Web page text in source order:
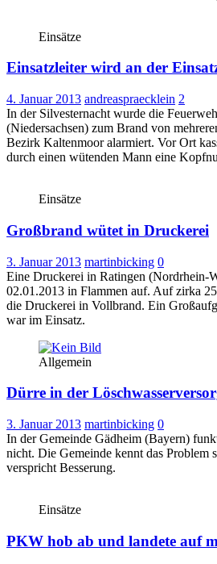
Einsätze
Einsatzleiter wird an der
4. Januar 2013 andreaspraecklein 2
In der Silvesternacht wurde die
(Niedersachsen) zum Brand von
Bezirk Kaltenmoor alarmiert. Vor Ort
durch einen wütenden Mann eine
Einsätze
Großbrand wütet in Druckerei
3. Januar 2013 martinbicking 0
Eine Druckerei in Ratingen (Nordrhein-
02.01.2013 in Flammen auf. Auf zirka
die Druckerei in Vollbrand. Ein
war im Einsatz.
Allgemein
Dürre in der
3. Januar 2013 martinbicking 0
In der Gemeinde Gädheim (Bayern)
nicht. Die Gemeinde kennt das Problem
verspricht Besserung.
Einsätze
PKW hob ab und landete auf